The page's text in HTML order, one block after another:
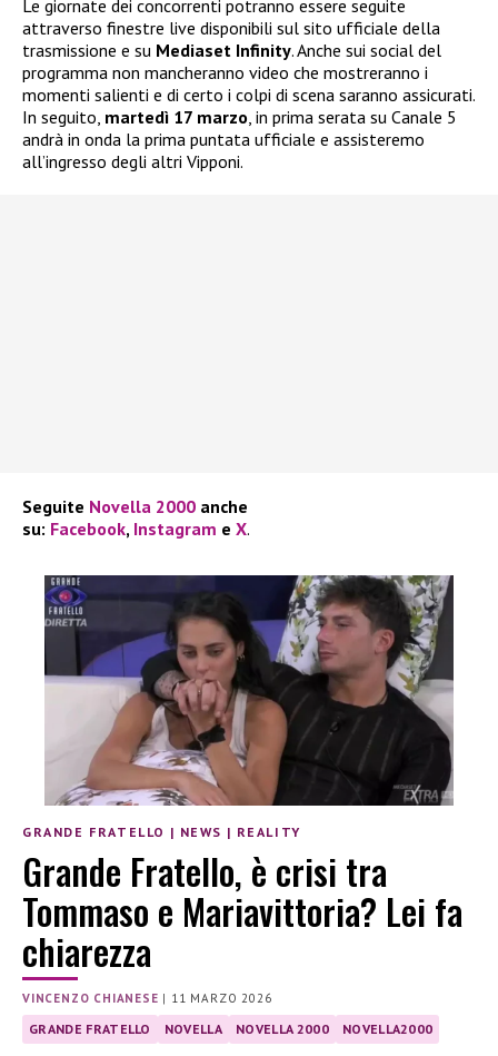
Le giornate dei concorrenti potranno essere seguite
attraverso finestre live disponibili sul sito ufficiale della
trasmissione e su Mediaset Infinity. Anche sui social del
programma non mancheranno video che mostreranno i
momenti salienti e di certo i colpi di scena saranno assicurati.
In seguito, martedì 17 marzo, in prima serata su Canale 5
andrà in onda la prima puntata ufficiale e assisteremo
all’ingresso degli altri Vipponi.
Seguite Novella 2000 anche
su: Facebook, Instagram e X.
GRANDE FRATELLO | NEWS | REALITY
Grande Fratello, è crisi tra
Tommaso e Mariavittoria? Lei fa
chiarezza
VINCENZO CHIANESE | 11 MARZO 2026
GRANDE FRATELLO NOVELLA NOVELLA 2000 NOVELLA2000